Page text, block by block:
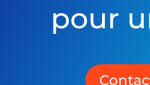
pour